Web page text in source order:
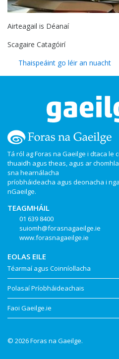
Airteagail is Déanaí
Scagaire Catagóirí
Thaispeáint go léir an nuacht
Tá ról ag Foras na Gaeilge i dtaca le
thuaidh agus theas, agus ar
sna hearnálacha
príobháideacha agus deonacha i
nGaeilge.
TEAGMHÁIL
01 639 8400
suiomh@forasnagaeilge.ie
www.forasnagaeilge.ie
EOLAS EILE
Téarmaí agus Coinníollacha
Polasaí Príobháideachais
Faoi Gaeilge.ie
© 2026 Foras na Gaeilge.